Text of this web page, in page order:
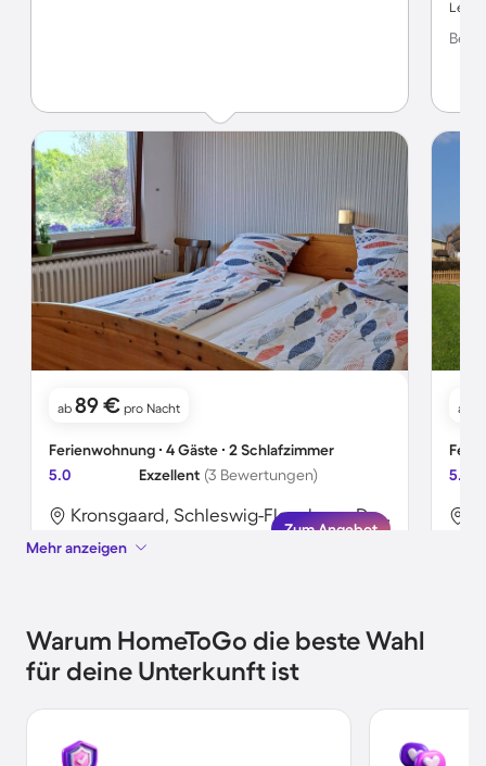
ab 89 € pro Nacht
Ferienwohnung ∙ 4 Gäste ∙ 2 Schlafzimmer
5.0
Exzellent (3 Bewertungen)
Kronsgaard, Schleswig-Flensburg, Deutschland
Zum Angebot
ab
5.0
Mehr anzeigen
Warum HomeToGo die beste Wahl
für deine Unterkunft ist